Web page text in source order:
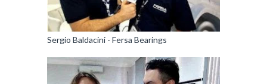
Sergio Baldacini - Fersa Bearings